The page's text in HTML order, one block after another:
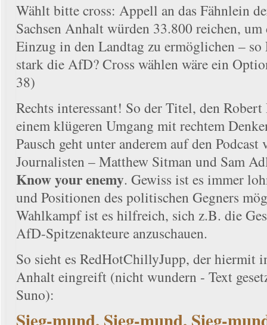
Wählt bitte cross: Appell an das Fähnlein
Sachsen Anhalt würden 33.800 reichen,
Einzug in den Landtag zu ermöglichen –
stark die AfD? Cross wählen wäre ein
38)
Rechts interessant! So der Titel, den
einem klügeren Umgang mit rechtem
Pausch geht unter anderem auf den
Journalisten – Matthew Sitman und Sam
Know your enemy. Gewiss ist es immer
und Positionen des politischen Gegners
Wahlkampf ist es hilfreich, sich z.B. die
AfD-Spitzenakteure anzuschauen.
So sieht es RedHotChillyJupp, der hiermit
Anhalt eingreift (nicht wundern - Text
Suno):